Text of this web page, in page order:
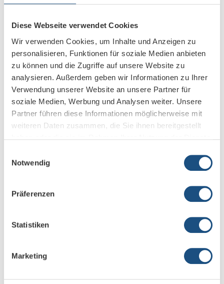
Diese Webseite verwendet Cookies
Wir verwenden Cookies, um Inhalte und Anzeigen zu
personalisieren, Funktionen für soziale Medien anbieten
zu können und die Zugriffe auf unsere Website zu
analysieren. Außerdem geben wir Informationen zu Ihrer
Verwendung unserer Website an unsere Partner für
soziale Medien, Werbung und Analysen weiter. Unsere
Partner führen diese Informationen möglicherweise mit
weiteren Daten zusammen, die Sie ihnen bereitgestellt
Notwendig
Präferenzen
Statistiken
Marketing
Umfangreiche Bandbreite an Touch-Komponenten
Entspiegeltes Display mit niedrigem Haze-Faktor für
optimale Lichttransmission
Überdurchschnittlich hohe Helligkeit für optimale
Sichtbarkeit in hellen Räumen
Keine Reflexionen durch Zero-Gap-Bonding
Augenschonendes Display dank Direct-LED-
Schnelle Performance dank Octa-Core-Prozessor und
Automatische Aktivierung konzeptioneller